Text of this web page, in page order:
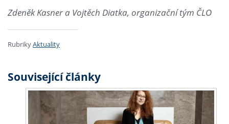
Zdeněk Kasner a Vojtěch Diatka, organizační tým ČLO
RubrikyAktuality
Související články